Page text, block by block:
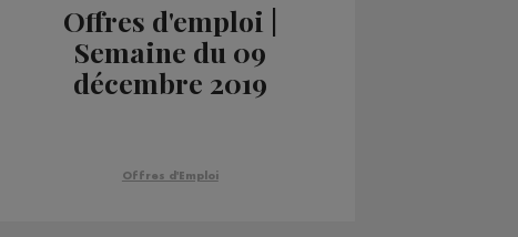
Offres d'emploi |
Semaine du 09
décembre 2019
Offres d'Emploi